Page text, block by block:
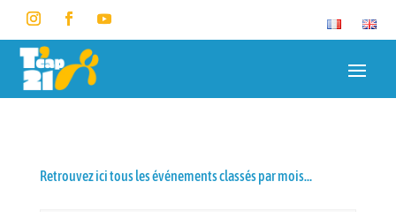
Retrouvez ici tous les événements classés par mois…